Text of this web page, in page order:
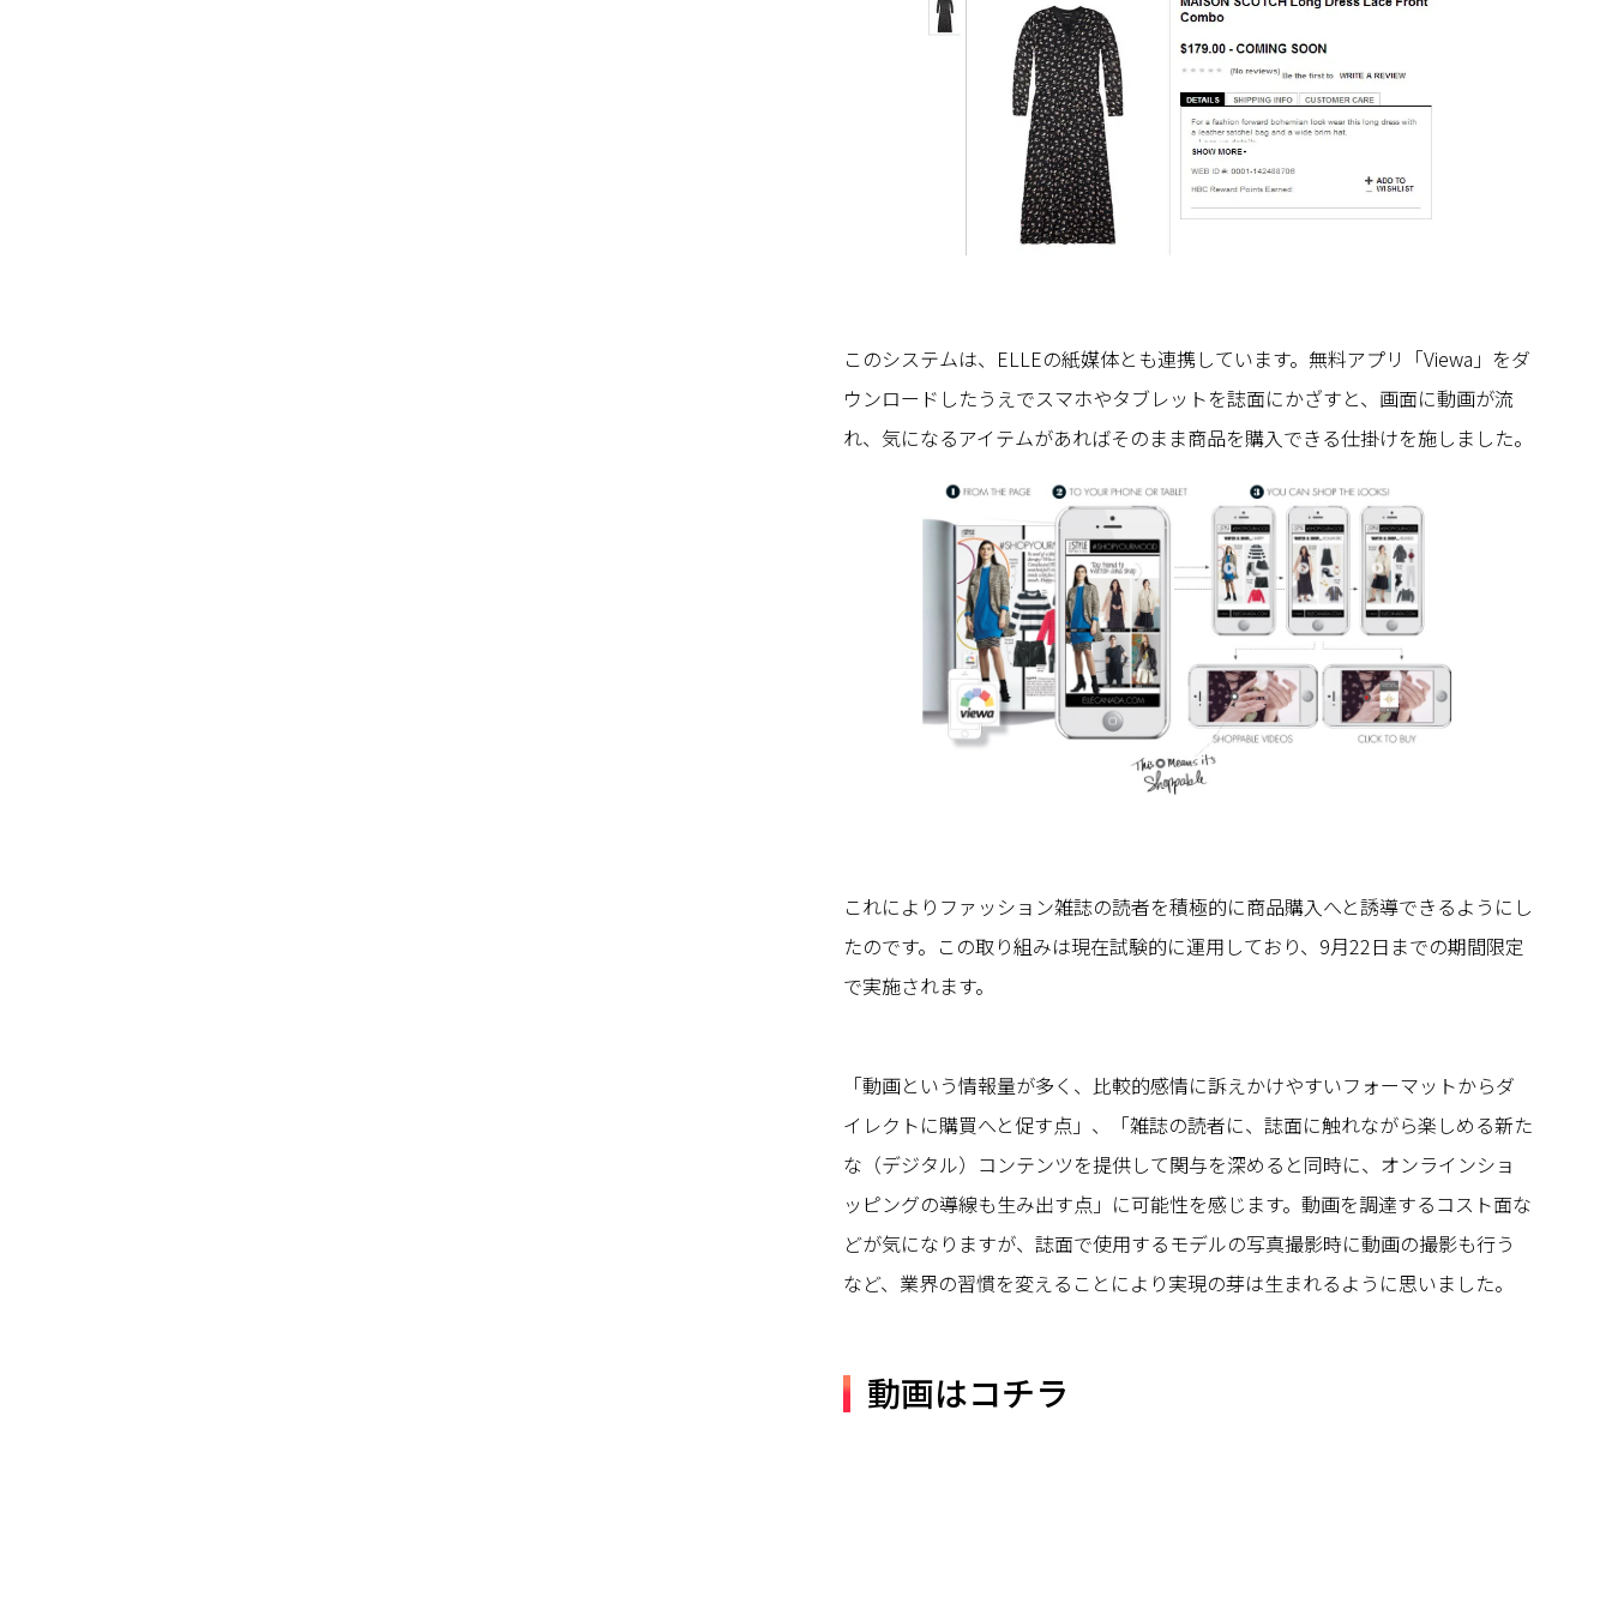
このシステムは、ELLEの紙媒体とも連携しています。無料アプリ「Viewa」をダ
ウンロードしたうえでスマホやタブレットを誌面にかざすと、画面に動画が流
れ、気になるアイテムがあればそのまま商品を購入できる仕掛けを施しました。
これによりファッション雑誌の読者を積極的に商品購入へと誘導できるようにし
たのです。この取り組みは現在試験的に運用しており、9月22日までの期間限定
で実施されます。
「動画という情報量が多く、比較的感情に訴えかけやすいフォーマットからダ
イレクトに購買へと促す点」、「雑誌の読者に、誌面に触れながら楽しめる新た
な（デジタル）コンテンツを提供して関与を深めると同時に、オンラインショ
ッピングの導線も生み出す点」に可能性を感じます。動画を調達するコスト面な
どが気になりますが、誌面で使用するモデルの写真撮影時に動画の撮影も行う
など、業界の習慣を変えることにより実現の芽は生まれるように思いました。
動画はコチラ